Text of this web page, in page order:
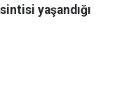
yaşandığı